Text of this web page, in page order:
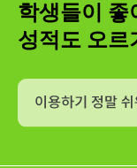
학생들이 좋
성적도 오르